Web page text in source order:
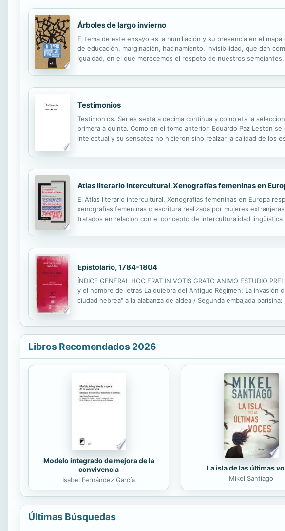
Árboles de largo invierno
El tema de este ensayo es la humillación y su presencia en el
de educación, marginación, hacinamiento, invisibilidad, que dan
igualdad, en el que merecemos el respeto de nuestros
Testimonios
Testimonios. Series sexta a decima continua y completa la
primera a quinta. Como en el tomo anterior, Eduardo Paz Leston
intelectual y su sensatez no hicieron sino realzar la calidad de los
Atlas literario intercultural. Xenografías femeninas en
El Atlas literario intercultural. Xenografías femeninas en Europa
xenografías femeninas o escritura realizada por mujeres
tratados en relación con el concepto de interculturalidad
Epistolario, 1784-1804
ÍNDICE GENERAL HOC ERAT IN VOTIS GRATO ANIMO ESTUDIO
y el hombre de letras La quiebra del Antiguo Régimen: La invasión
ciudad hebrea" a la alabanza de aldea / Segunda embajada
Libros Recomendados 2026
Modelo integrado de mejora de la
convivencia
Isabel Fernández García
La isla de las últimas
Mikel Santiago
Últimas Búsquedas